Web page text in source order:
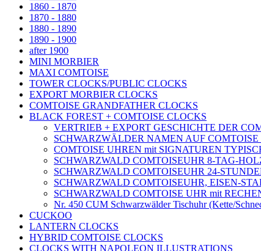
1860 - 1870
1870 - 1880
1880 - 1890
1890 - 1900
after 1900
MINI MORBIER
MAXI COMTOISE
TOWER CLOCKS/PUBLIC CLOCKS
EXPORT MORBIER CLOCKS
COMTOISE GRANDFATHER CLOCKS
BLACK FOREST + COMTOISE CLOCKS
VERTRIEB + EXPORT GESCHICHTE DER
SCHWARZWÄLDER NAMEN AUF
COMTOISE UHREN mit SIGNATUREN
SCHWARZWALD COMTOISEUHR 8-TAG-
SCHWARZWALD COMTOISEUHR 24-
SCHWARZWALD COMTOISEUHR, EISEN-
SCHWARZWALD COMTOISE UHR mit
Nr. 450 CUM Schwarzwälder Tischuhr (Kette/
CUCKOO
LANTERN CLOCKS
HYBRID COMTOISE CLOCKS
CLOCKS WITH NAPOLEON ILLUSTRATIONS